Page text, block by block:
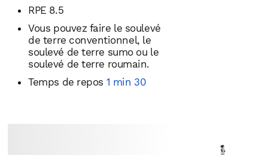
RPE 8.5
Vous pouvez faire le soulevé
de terre conventionnel, le
soulevé de terre sumo ou le
soulevé de terre roumain.
Temps de repos 1 min 30